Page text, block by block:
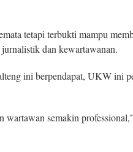
tetapi terbukti mampu
dan kewartawanan.
ini berpendapat, UKW ini
wartawan semakin